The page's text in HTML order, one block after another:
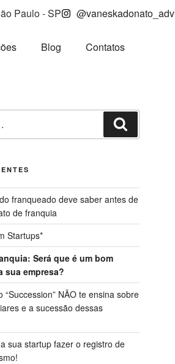
Paulo - SP @vaneskadonato_adv
Blog Contatos
franqueado deve saber antes de
de franquia
Startups*
Será que é um bom
sua empresa?
“Succession” NÃO te ensina sobre
e a sucessão dessas
sua startup fazer o registro de